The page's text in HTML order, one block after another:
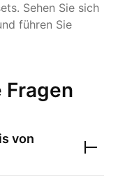
Sehen Sie sich
führen Sie
von